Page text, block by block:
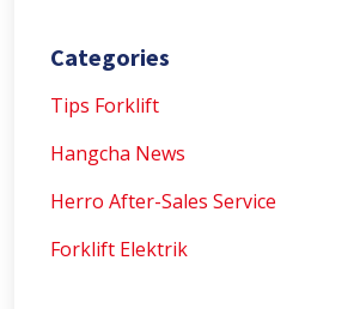
Categories
Tips Forklift
Hangcha News
Herro After-Sales Service
Forklift Elektrik